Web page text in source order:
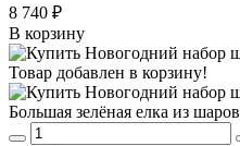
8 740 ₽
В корзину
Товар добавлен в корзину!
Большая зелёная елка из шаров